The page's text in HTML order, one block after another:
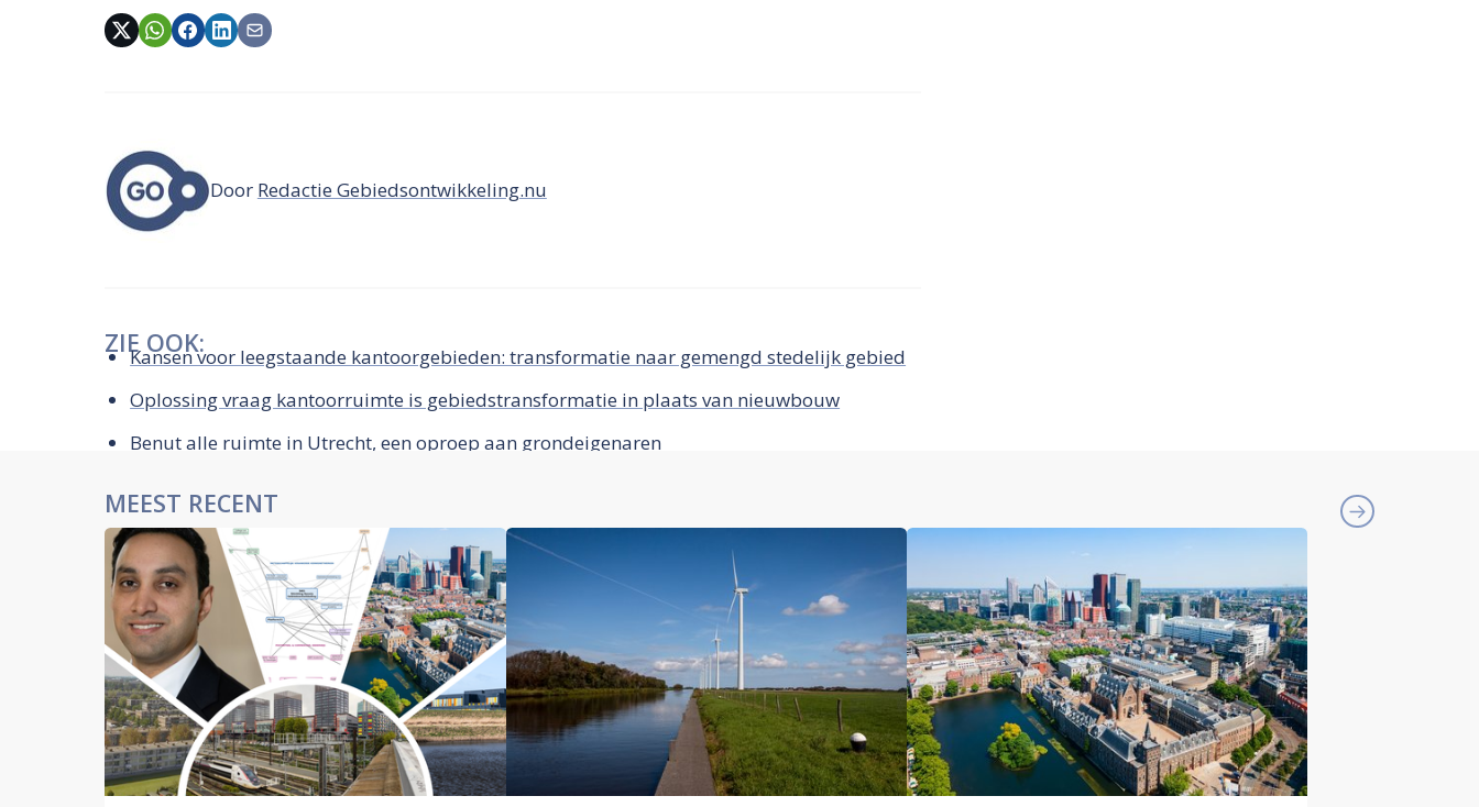
Door Redactie Gebiedsontwikkeling.nu
ZIE OOK:
Kansen voor leegstaande kantoorgebieden: transformatie naar gemengd stedelijk gebied
Oplossing vraag kantoorruimte is gebiedstransformatie in plaats van nieuwbouw
Benut alle ruimte in Utrecht, een oproep aan grondeigenaren
MEEST RECENT